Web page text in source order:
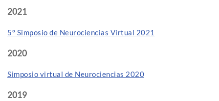
2021
5º Simposio de Neurociencias Virtual 2021
2020
Simposio virtual de Neurociencias 2020
2019